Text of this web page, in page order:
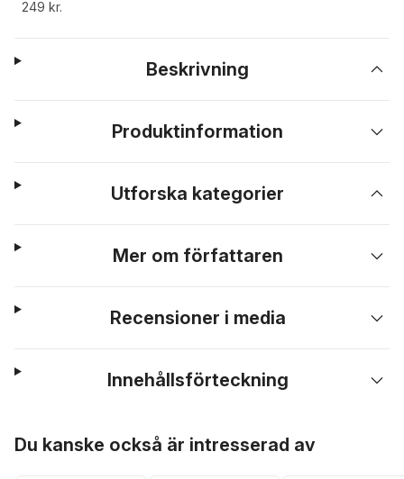
249 kr.
Beskrivning
Produktinformation
Utforska kategorier
Mer om författaren
Recensioner i media
Innehållsförteckning
Du kanske också är intresserad av